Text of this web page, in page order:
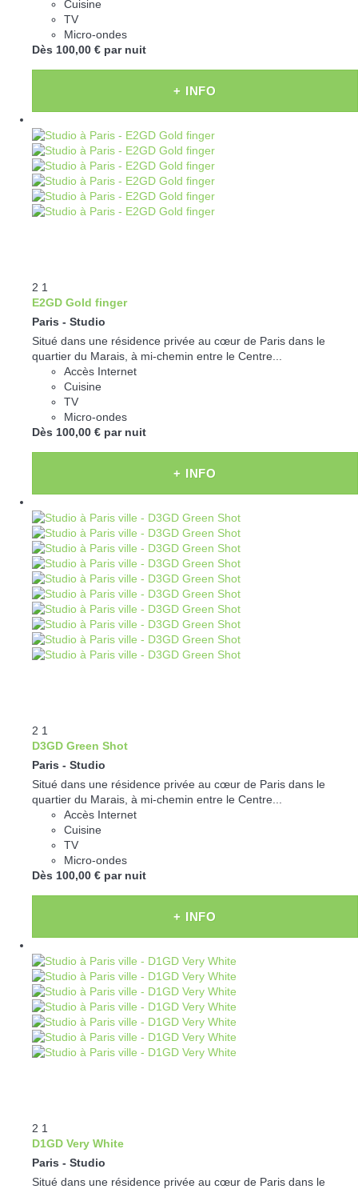
Cuisine
TV
Micro-ondes
Dès 100,00 € par nuit
+ INFO
2 1
E2GD Gold finger
Paris - Studio
Situé dans une résidence privée au cœur de Paris dans le
quartier du Marais, à mi-chemin entre le Centre...
Accès Internet
Cuisine
TV
Micro-ondes
Dès 100,00 € par nuit
+ INFO
2 1
D3GD Green Shot
Paris - Studio
Situé dans une résidence privée au cœur de Paris dans le
quartier du Marais, à mi-chemin entre le Centre...
Accès Internet
Cuisine
TV
Micro-ondes
Dès 100,00 € par nuit
+ INFO
2 1
D1GD Very White
Paris - Studio
Situé dans une résidence privée au cœur de Paris dans le